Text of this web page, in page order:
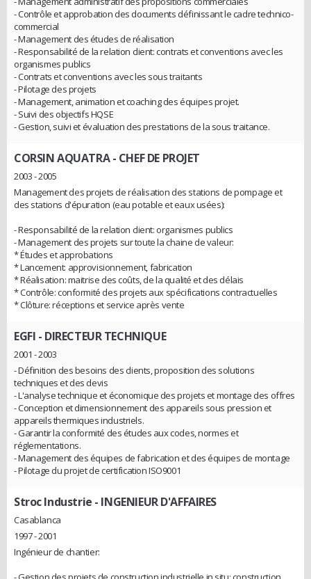
- Contrôle et approbation des documents définissant le cadre technico-
commercial
- Management des études de réalisation
- Responsabilité de la relation client: contrats et conventions avec les
organismes publics
- Contrats et conventions avec les sous traitants
- Pilotage des projets
- Management, animation et coaching des équipes projet.
- Suivi des objectifs HQSE
- Gestion, suivi et évaluation des prestations de la sous traitance.
CORSIN AQUATRA- CHEF DE PROJET
2003 - 2005
Management des projets de réalisation des stations de pompage et
des stations d'épuration (eau potable et eaux usées):
- Responsabilité de la relation client: organismes publics
- Management des projets sur toute la chaine de valeur:
* Études et approbations
* Lancement: approvisionnement, fabrication
* Réalisation: maitrise des coûts, de la qualité et des délais
* Contrôle: conformité des projets aux spécifications contractuelles
* Clôture: réceptions et service après vente
EGFI - DIRECTEUR TECHNIQUE
2001 - 2003
- Définition des besoins des clients, proposition des solutions
techniques et des devis
- L'analyse technique et économique des projets et montage des offres
- Conception et dimensionnement des appareils sous pression et
appareils thermiques industriels.
- Garantir la conformité des études aux codes, normes et
réglementations.
- Management des équipes de fabrication et des équipes de montage
- Pilotage du projet de certification ISO9001
Stroc Industrie - INGENIEUR D'AFFAIRES
Casablanca
1997 - 2001
Ingénieur de chantier: